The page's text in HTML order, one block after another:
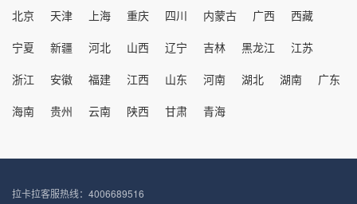
北京 天津 上海 重庆 四川 内蒙古 广西
西藏
宁夏
新疆 河北 山西 辽宁 吉林 黑龙江
江苏
浙江
安徽 福建 江西 山东 河南 湖北 湖南
广东
海南
贵州 云南 陕西 甘肃 青海
拉卡拉客服热线：4006689516